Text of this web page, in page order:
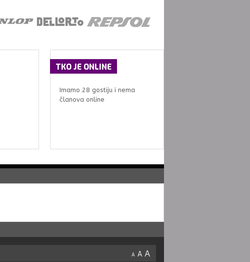
TKO JE ONLINE
Imamo 28 gostiju i nema
članova online
A A A